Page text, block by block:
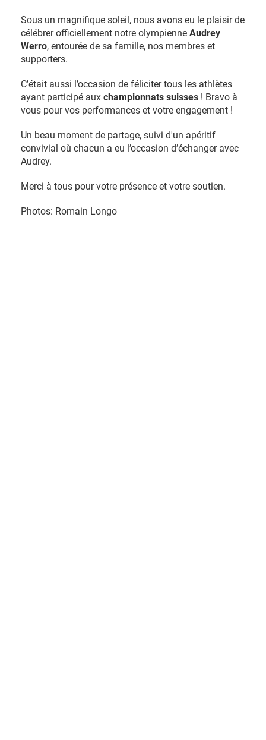
Sous un magnifique soleil, nous avons eu le plaisir de
célébrer officiellement notre olympienne Audrey
Werro, entourée de sa famille, nos membres et
supporters.
C’était aussi l’occasion de féliciter tous les athlètes
ayant participé aux championnats suisses ! Bravo à
vous pour vos performances et votre engagement !
Un beau moment de partage, suivi d'un apéritif
convivial où chacun a eu l’occasion d’échanger avec
Audrey.
Merci à tous pour votre présence et votre soutien.
Photos: Romain Longo